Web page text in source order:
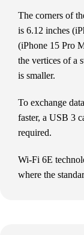
The corners of
is 6.12 inches
(iPhone 15 Pro
the vertices of a
is smaller.
To exchange
faster, a USB 3
required.
Wi-Fi 6E
where the